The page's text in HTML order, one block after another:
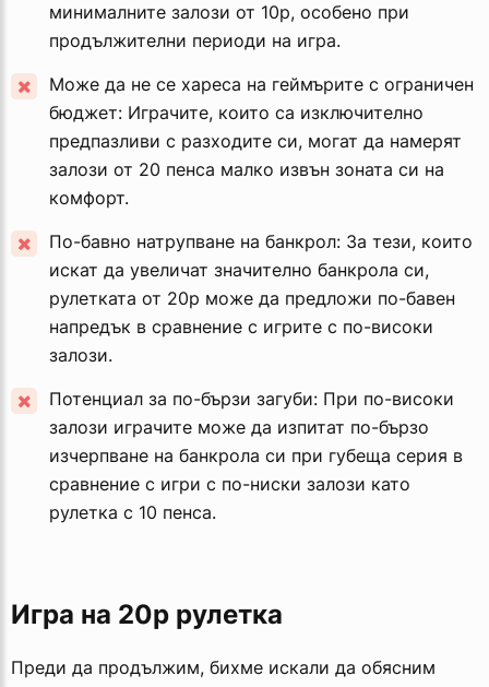
минималните залози от 10p, особено при
продължителни периоди на игра.
Може да не се хареса на геймърите с ограничен
бюджет: Играчите, които са изключително
предпазливи с разходите си, могат да намерят
залози от 20 пенса малко извън зоната си на
комфорт.
По-бавно натрупване на банкрол: За тези, които
искат да увеличат значително банкрола си,
рулетката от 20p може да предложи по-бавен
напредък в сравнение с игрите с по-високи
залози.
Потенциал за по-бързи загуби: При по-високи
залози играчите може да изпитат по-бързо
изчерпване на банкрола си при губеща серия в
сравнение с игри с по-ниски залози като
рулетка с 10 пенса.
Игра на 20p рулетка
Преди да продължим, бихме искали да обясним